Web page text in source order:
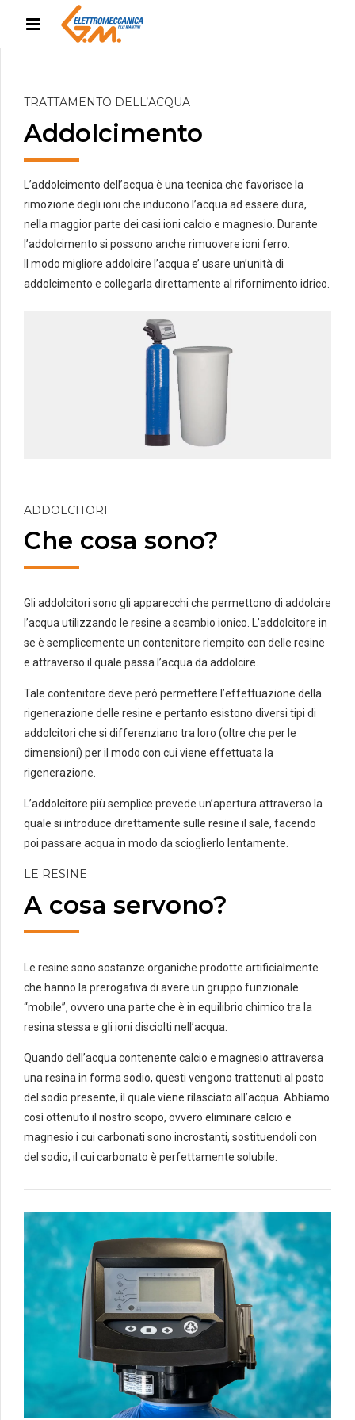
TRATTAMENTO DELL’ACQUA
Addolcimento
L’addolcimento dell’acqua è una tecnica che favorisce la
rimozione degli ioni che inducono l’acqua ad essere dura,
nella maggior parte dei casi ioni calcio e magnesio. Durante
l’addolcimento si possono anche rimuovere ioni ferro.
Il modo migliore addolcire l’acqua e’ usare un’unità di
addolcimento e collegarla direttamente al rifornimento idrico.
ADDOLCITORI
Che cosa sono?
Gli addolcitori sono gli apparecchi che permettono di addolcire
l’acqua utilizzando le resine a scambio ionico. L’addolcitore in
se è semplicemente un contenitore riempito con delle resine
e attraverso il quale passa l’acqua da addolcire.
Tale contenitore deve però permettere l’effettuazione della
rigenerazione delle resine e pertanto esistono diversi tipi di
addolcitori che si differenziano tra loro (oltre che per le
dimensioni) per il modo con cui viene effettuata la
rigenerazione.
L’addolcitore più semplice prevede un’apertura attraverso la
quale si introduce direttamente sulle resine il sale, facendo
poi passare acqua in modo da scioglierlo lentamente.
LE RESINE
A cosa servono?
Le resine sono sostanze organiche prodotte artificialmente
che hanno la prerogativa di avere un gruppo funzionale
“mobile”, ovvero una parte che è in equilibrio chimico tra la
resina stessa e gli ioni disciolti nell’acqua.
Quando dell’acqua contenente calcio e magnesio attraversa
una resina in forma sodio, questi vengono trattenuti al posto
del sodio presente, il quale viene rilasciato all’acqua. Abbiamo
così ottenuto il nostro scopo, ovvero eliminare calcio e
magnesio i cui carbonati sono incrostanti, sostituendoli con
del sodio, il cui carbonato è perfettamente solubile.